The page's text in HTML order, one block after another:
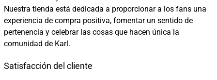
Nuestra tienda está dedicada a proporcionar a los fans una
experiencia de compra positiva, fomentar un sentido de
pertenencia y celebrar las cosas que hacen única la
comunidad de Karl.
Satisfacción del cliente